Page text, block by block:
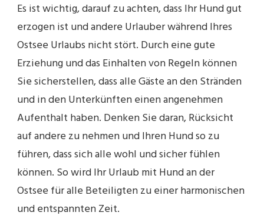
Es ist wichtig, darauf zu achten, dass Ihr Hund gut
erzogen ist und andere Urlauber während Ihres
Ostsee Urlaubs nicht stört. Durch eine gute
Erziehung und das Einhalten von Regeln können
Sie sicherstellen, dass alle Gäste an den Stränden
und in den Unterkünften einen angenehmen
Aufenthalt haben. Denken Sie daran, Rücksicht
auf andere zu nehmen und Ihren Hund so zu
führen, dass sich alle wohl und sicher fühlen
können. So wird Ihr Urlaub mit Hund an der
Ostsee für alle Beteiligten zu einer harmonischen
und entspannten Zeit.